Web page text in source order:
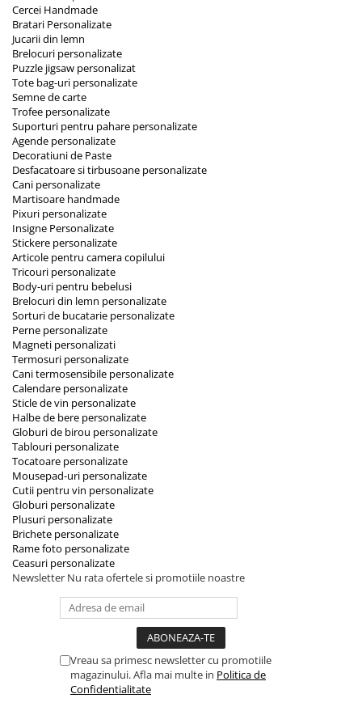
Cercei Handmade
Bratari Personalizate
Jucarii din lemn
Brelocuri personalizate
Puzzle jigsaw personalizat
Tote bag-uri personalizate
Semne de carte
Trofee personalizate
Suporturi pentru pahare personalizate
Agende personalizate
Decoratiuni de Paste
Desfacatoare si tirbusoane personalizate
Cani personalizate
Martisoare handmade
Pixuri personalizate
Insigne Personalizate
Stickere personalizate
Articole pentru camera copilului
Tricouri personalizate
Body-uri pentru bebelusi
Brelocuri din lemn personalizate
Sorturi de bucatarie personalizate
Perne personalizate
Magneti personalizati
Termosuri personalizate
Cani termosensibile personalizate
Calendare personalizate
Sticle de vin personalizate
Halbe de bere personalizate
Globuri de birou personalizate
Tablouri personalizate
Tocatoare personalizate
Mousepad-uri personalizate
Cutii pentru vin personalizate
Globuri personalizate
Plusuri personalizate
Brichete personalizate
Rame foto personalizate
Ceasuri personalizate
Newsletter Nu rata ofertele si promotiile noastre
Vreau sa primesc newsletter cu promotiile
magazinului. Afla mai multe in Politica de
Confidentialitate